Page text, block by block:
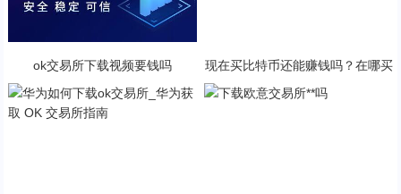
ok交易所下载视频要钱吗
现在买比特币还能赚钱吗？在哪买